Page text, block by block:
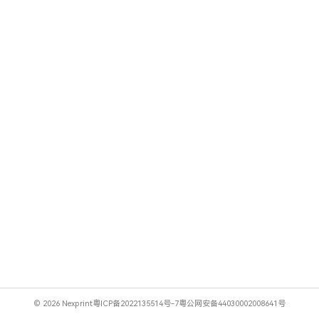
© 2026 Nexprint粤ICP备2022135514号-7粤公网安备44030002008641号